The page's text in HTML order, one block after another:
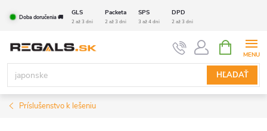
Doba doručenia 🚚
GLS Packeta SPS DPD
2 až 3 dni 2 až 3 dni 3 až 4 dni 2 až 3 dni
HĽADAŤ
KOŠÍK
Príslušenstvo k lešeniu